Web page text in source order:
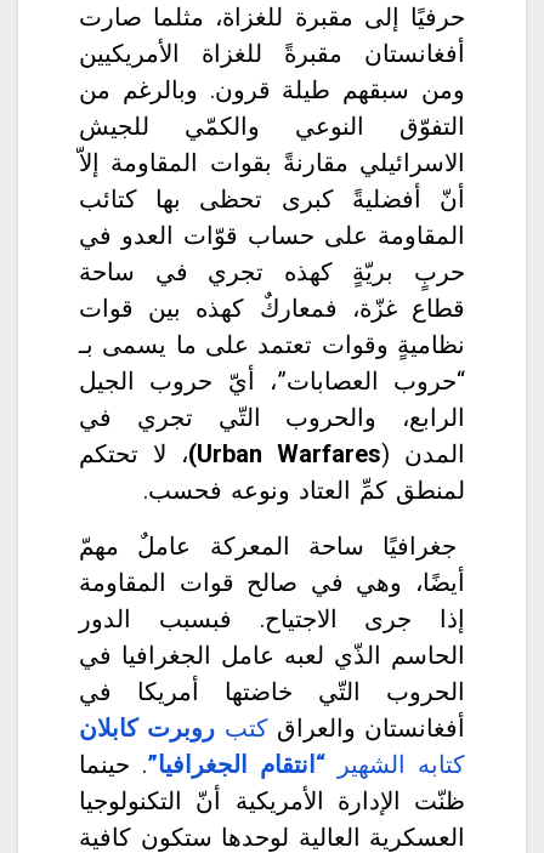
حرفيًا إلى مقبرة للغزاة، مثلما صارت
أفغانستان مقبرةً للغزاة الأمريكيين
ومن سبقهم طيلة قرون. وبالرغم من
التفوّق النوعي والكمّي للجيش
الاسرائيلي مقارنةً بقوات المقاومة إلاّ
أنّ أفضليةً كبرى تحظى بها كتائب
المقاومة على حساب قوّات العدو في
حربٍ بريّةٍ كهذه تجري في ساحة
قطاع غزّة، فمعاركٌ كهذه بين قوات
نظاميةٍ وقوات تعتمد على ما يسمى بـ
“حروب العصابات”، أيّ حروب الجيل
الرابع، والحروب التّي تجري في
المدن (Urban Warfares) ، لا تحتكم
لمنطق كمِّ العتاد ونوعه فحسب.
جغرافيًا ساحة المعركة عاملٌ مهمّ
أيضًا، وهي في صالح قوات المقاومة
إذا جرى الاجتياح. فبسبب الدور
الحاسم الذّي لعبه عامل الجغرافيا في
الحروب التّي خاضتها أمريكا في
أفغانستان والعراقكتب روبرت كابلان
كتابه الشهير “ انتقام الجغرافيا”. حينما
ظنّت الإدارة الأمريكية أنّ التكنولوجيا
العسكرية العالية لوحدها ستكون كافية